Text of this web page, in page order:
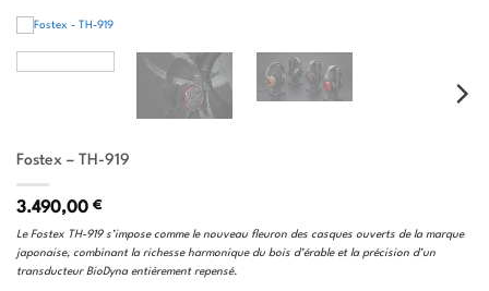
Fostex – TH-919
3.490,00 €
Le Fostex TH-919 s’impose comme le nouveau fleuron des casques ouverts de la marque
japonaise, combinant la richesse harmonique du bois d’érable et la précision d’un
transducteur BioDyna entièrement repensé.